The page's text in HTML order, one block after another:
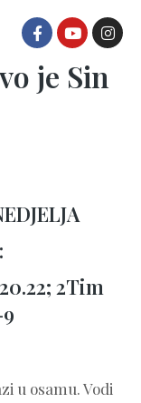
je Sin
2Tim
u osamu. Vodi